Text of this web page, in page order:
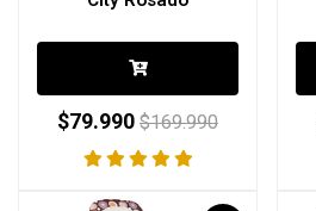
$79.990 $169.990